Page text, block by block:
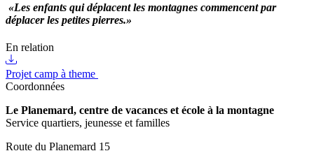
«Les enfants qui déplacent les montagnes commencent par
déplacer les petites pierres.»
En relation
Projet camp à theme
Coordonnées
Le Planemard, centre de vacances et école à la montagne
Service quartiers, jeunesse et familles
Route du Planemard 15